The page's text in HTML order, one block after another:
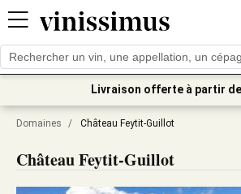
Livraison offerte à partir
Domaines / Château Feytit-Guillot
Château Feytit-Guillot